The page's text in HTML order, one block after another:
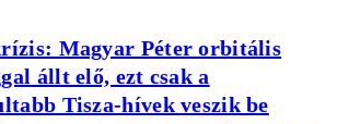
Magyar Péter orbitális
állt elő, ezt csak a
Tisza-hívek veszik be